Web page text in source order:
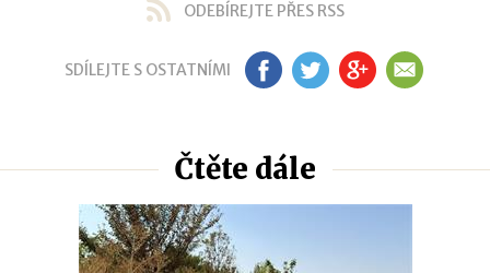
ODEBÍREJTE PŘES RSS
SDÍLEJTE S OSTATNÍMI FB TW GP EM
Čtěte dále